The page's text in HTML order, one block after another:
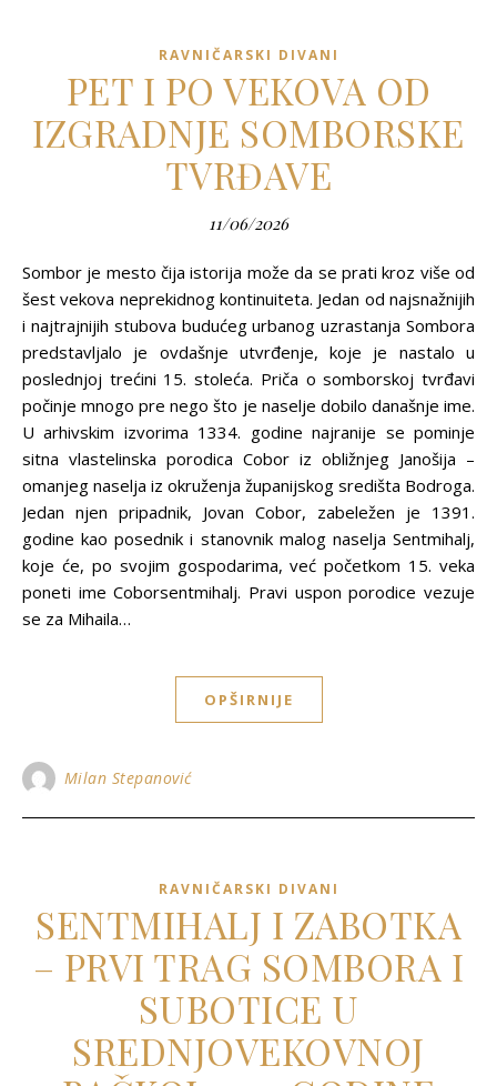
RAVNIČARSKI DIVANI
PET I PO VEKOVA OD
IZGRADNJE SOMBORSKE
TVRĐAVE
11/06/2026
Sombor je mesto čija istorija može da se prati kroz više od
šest vekova neprekidnog kontinuiteta. Jedan od najsnažnijih
i najtrajnijih stubova budućeg urbanog uzrastanja Sombora
predstavljalo je ovdašnje utvrđenje, koje je nastalo u
poslednjoj trećini 15. stoleća. Priča o somborskoj tvrđavi
počinje mnogo pre nego što je naselje dobilo današnje ime.
U arhivskim izvorima 1334. godine najranije se pominje
sitna vlastelinska porodica Cobor iz obližnjeg Janošija –
omanjeg naselja iz okruženja županijskog središta Bodroga.
Jedan njen pripadnik, Jovan Cobor, zabeležen je 1391.
godine kao posednik i stanovnik malog naselja Sentmihalj,
koje će, po svojim gospodarima, već početkom 15. veka
poneti ime Coborsentmihalj. Pravi uspon porodice vezuje
se za Mihaila…
OPŠIRNIJE
Milan Stepanović
RAVNIČARSKI DIVANI
SENTMIHALJ I ZABOTKA
– PRVI TRAG SOMBORA I
SUBOTICE U
SREDNJOVEKOVNOJ